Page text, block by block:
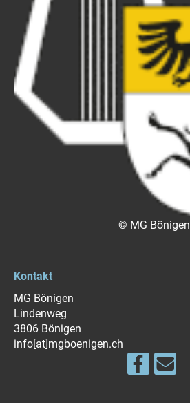
© MG Bönigen
Kontakt
MG Bönigen
Lindenweg
3806 Bönigen
info[at]mgboenigen.ch